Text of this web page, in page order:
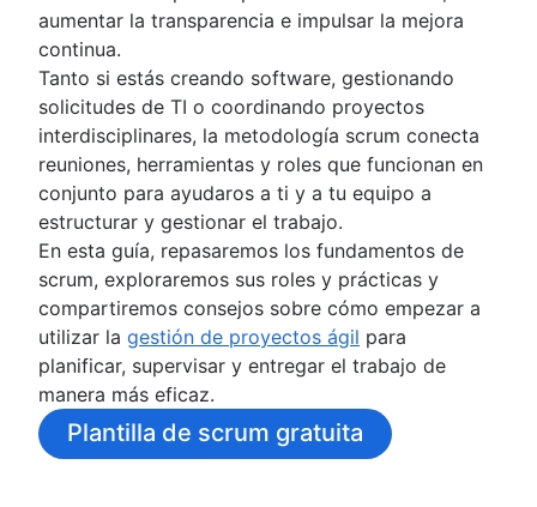
gratuito
Risk analysis
Project management AI agents
What is a PMO?
Adaptive project management
Informe sobre el estado del proyecto
Gráfico de flujo de trabajo
Hoja de ruta de proyectos
Planificación de proyecto
software de seguimiento de incidencias
Herramientas de hoja de ruta para la gestión
proyectos
Hoja de ruta tecnológica
Software de planificación de proyectos
Herramientas de gestión de backlog
gestión del workflow
Ejemplos de flujos de trabajo
Cómo crear la hoja de ruta de un proyecto
Herramientas de planificación de sprints
Demostración del sprint
Software de cronogramas de proyectos
aumentar la transparencia e impulsar la mejora
continua.
Tanto si estás creando software, gestionando
solicitudes de TI o coordinando proyectos
interdisciplinares, la metodología scrum conecta
reuniones, herramientas y roles que funcionan en
conjunto para ayudaros a ti y a tu equipo a
estructurar y gestionar el trabajo.
En esta guía, repasaremos los fundamentos de
scrum, exploraremos sus roles y prácticas y
compartiremos consejos sobre cómo empezar a
utilizar la gestión de proyectos ágil para
planificar, supervisar y entregar el trabajo de
manera más eficaz.
Plantilla de scrum gratuita